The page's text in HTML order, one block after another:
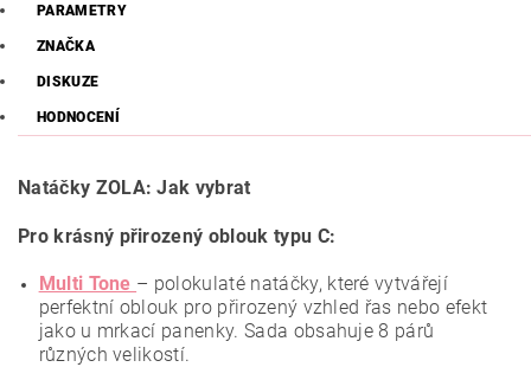
PARAMETRY
ZNAČKA
DISKUZE
HODNOCENÍ
Natáčky ZOLA: Jak vybrat
Pro krásný přirozený oblouk typu C:
Multi Tone – polokulaté natáčky, které vytvářejí
perfektní oblouk pro přirozený vzhled řas nebo efekt
jako u mrkací panenky. Sada obsahuje 8 párů
různých velikostí.